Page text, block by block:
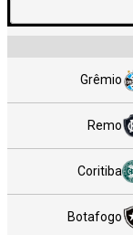
Grêmio
Remo
Coritiba
Botafogo